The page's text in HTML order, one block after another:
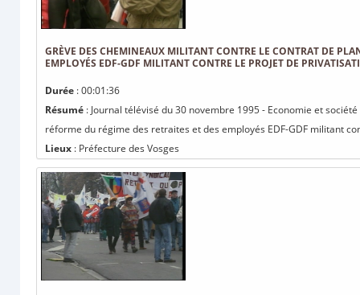
GRÈVE DES CHEMINEAUX MILITANT CONTRE LE CONTRAT DE
EMPLOYÉS EDF-GDF MILITANT CONTRE LE PROJET DE
Durée : 00:01:36
Résumé : Journal télévisé du 30 novembre 1995 - Economie et
réforme du régime des retraites et des employés EDF-GDF militant
Lieux : Préfecture des Vosges